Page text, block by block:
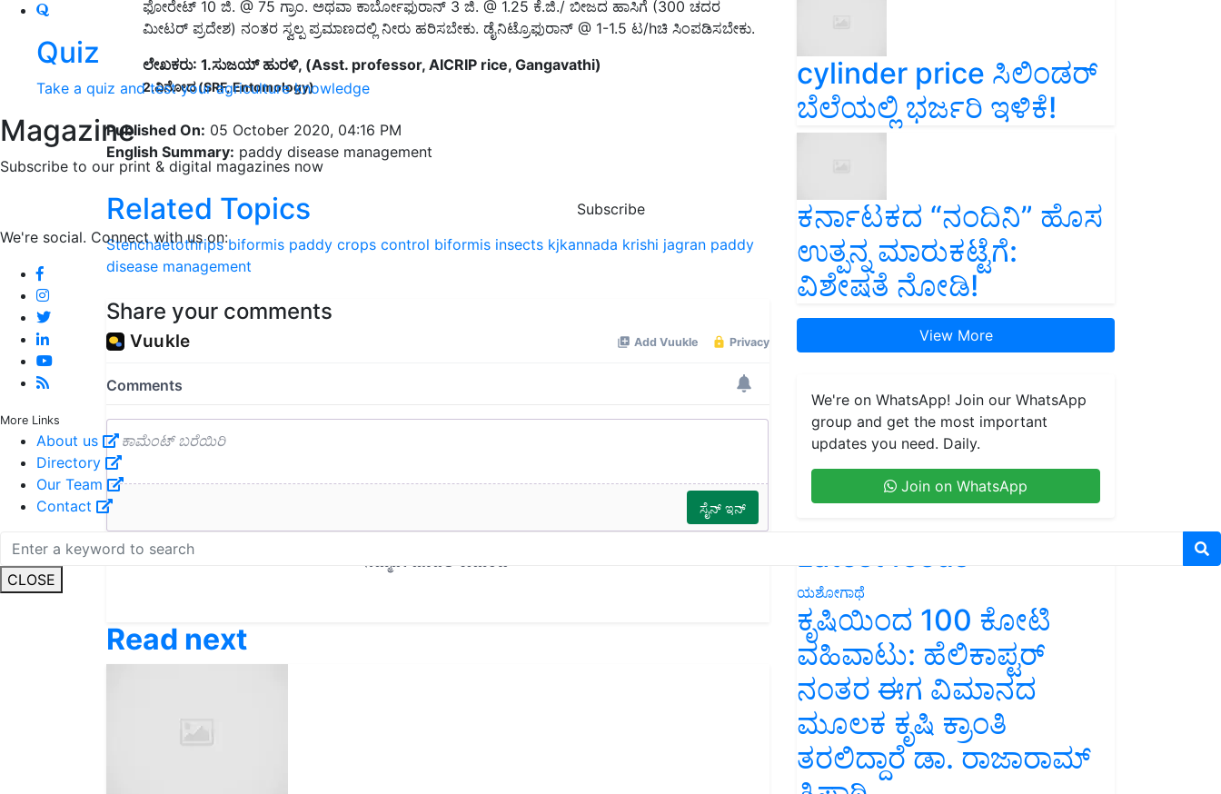
Quiz
Take a quiz and test your agriculture knowledge
Magazine
Subscribe to our print & digital magazines now
Subscribe
We're social. Connect with us on:
More Links
About us
Directory
Our Team
Contact
CLOSE
ಫೋರೇಟ್ 10 ಜಿ. @ 75 ಗ್ರಾಂ. ಅಥವಾ ಕಾರ್ಬೋಫುರಾನ್ 3 ಜಿ. @ 1.25 ಕೆ.ಜಿ./ ಬೀಜದ ಹಾಸಿಗೆ (300 ಚದರ
ಮೀಟರ್ ಪ್ರದೇಶ) ನಂತರ ಸ್ವಲ್ಪ ಪ್ರಮಾಣದಲ್ಲಿ ನೀರು ಹರಿಸಬೇಕು. ಡೈನಿಟ್ರೊಫುರಾನ್ @ 1-1.5 ಟ/hಚಿ ಸಿಂಪಡಿಸಬೇಕು.
ಲೇಖಕರು: 1.ಸುಜಯ್ ಹುರಳಿ, (Asst. professor, AICRIP rice, Gangavathi)
2.ವಿನೋದ (SRF, Entomology)
Published On: 05 October 2020, 04:16 PM
English Summary: paddy disease management
Related Topics
Stenchaetothrips biformis paddy crops control biformis insects kjkannada krishi jagran paddy
disease management
Share your comments
Read next
cylinder price ಸಿಲಿಂಡರ್‌
ಬೆಲೆಯಲ್ಲಿ ಭರ್ಜರಿ ಇಳಿಕೆ!
ಕರ್ನಾಟಕದ “ನಂದಿನಿ” ಹೊಸ
ಉತ್ಪನ್ನ ಮಾರುಕಟ್ಟೆಗೆ:
ವಿಶೇಷತೆ ನೋಡಿ!
View More
We're on WhatsApp! Join our WhatsApp
group and get the most important
updates you need. Daily.
Join on WhatsApp
Latest feeds
ಯಶೋಗಾಥೆ
ಕೃಷಿಯಿಂದ 100 ಕೋಟಿ
ವಹಿವಾಟು: ಹೆಲಿಕಾಪ್ಟರ್
ನಂತರ ಈಗ ವಿಮಾನದ
ಮೂಲಕ ಕೃಷಿ ಕ್ರಾಂತಿ
ತರಲಿದ್ದಾರೆ ಡಾ. ರಾಜಾರಾಮ್